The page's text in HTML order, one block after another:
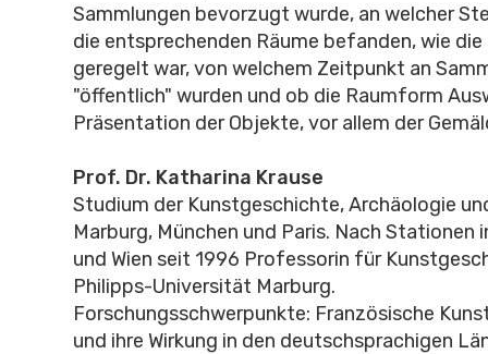
Sammlungen bevorzugt wurde, an welcher
die entsprechenden Räume befanden, wie
geregelt war, von welchem Zeitpunkt an
"öffentlich" wurden und ob die Raumform
Präsentation der Objekte, vor allem der
Prof. Dr. Katharina Krause
Studium der Kunstgeschichte, Archäologie
Marburg, München und Paris. Nach Stationen
und Wien seit 1996 Professorin für
Philipps-Universität Marburg.
Forschungsschwerpunkte: Französische
und ihre Wirkung in den deutschsprachigen